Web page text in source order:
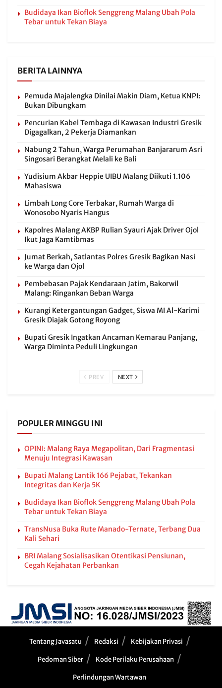
Budidaya Ikan Bioflok Senggreng Malang Ubah Pola
Tebar untuk Tekan Biaya
BERITA LAINNYA
Pemuda Majalengka Dinilai Makin Diam, Ketua KNPI:
Bukan Dibungkam
Pencurian Kabel Tembaga di Kawasan Industri Gresik
Digagalkan, 2 Pekerja Diamankan
Nabung 2 Tahun, Warga Perumahan Banjararum Asri
Singosari Berangkat Melali ke Bali
Yudisium Akbar Heppie UIBU Malang Diikuti 1.106
Mahasiswa
Limbah Long Core Terbakar, Rumah Warga di
Wonosobo Nyaris Hangus
Kapolres Malang AKBP Rulian Syauri Ajak Driver Ojol
Ikut Jaga Kamtibmas
Jumat Berkah, Satlantas Polres Gresik Bagikan Nasi
ke Warga dan Ojol
Pembebasan Pajak Kendaraan Jatim, Bakorwil
Malang: Ringankan Beban Warga
Kurangi Ketergantungan Gadget, Siswa MI Al-Karimi
Gresik Diajak Gotong Royong
Bupati Gresik Ingatkan Ancaman Kemarau Panjang,
Warga Diminta Peduli Lingkungan
PREV NEXT
POPULER MINGGU INI
OPINI: Malang Raya Megapolitan, Dari Fragmentasi
Menuju Integrasi Kawasan
Bupati Malang Lantik 166 Pejabat, Tekankan
Integritas dan Kerja 5K
Budidaya Ikan Bioflok Senggreng Malang Ubah Pola
Tebar untuk Tekan Biaya
TransNusa Buka Rute Manado-Ternate, Terbang Dua
Kali Sehari
BRI Malang Sosialisasikan Otentikasi Pensiunan,
Cegah Kejahatan Perbankan
Tentang Javasatu Redaksi Kebijakan Privasi
Pedoman Siber Kode Perilaku Perusahaan
Perlindungan Wartawan